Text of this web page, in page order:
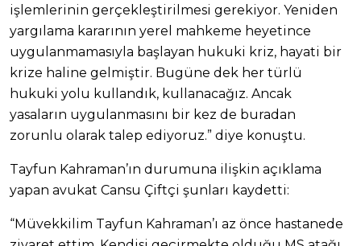
işlemlerinin gerçekleştirilmesi gerekiyor. Yeniden
yargılama kararının yerel mahkeme heyetince
uygulanmamasıyla başlayan hukuki kriz, hayati bir
krize haline gelmiştir. Bugüne dek her türlü
hukuki yolu kullandık, kullanacağız. Ancak
yasaların uygulanmasını bir kez de buradan
zorunlu olarak talep ediyoruz.” diye konuştu.
Tayfun Kahraman’ın durumuna ilişkin açıklama
yapan avukat Cansu Çiftçi şunları kaydetti:
“Müvekkilim Tayfun Kahraman’ı az önce hastanede